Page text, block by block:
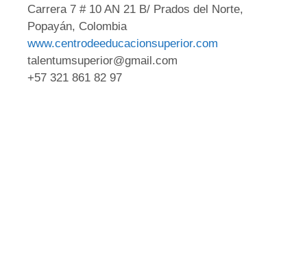
Carrera 7 # 10 AN 21 B/ Prados del Norte,
Popayán, Colombia
www.centrodeeducacionsuperior.com
talentumsuperior@gmail.com
+57 321 861 82 97